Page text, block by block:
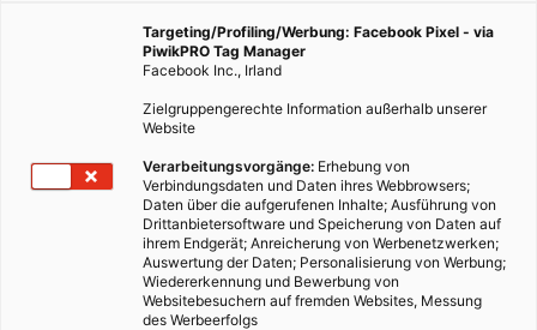
Targeting/Profiling/Werbung: Facebook Pixel - via
PiwikPRO Tag Manager
Facebook Inc., Irland
Zielgruppengerechte Information außerhalb unserer
Website
Verarbeitungsvorgänge: Erhebung von
Verbindungsdaten und Daten ihres Webbrowsers;
Daten über die aufgerufenen Inhalte; Ausführung von
Drittanbietersoftware und Speicherung von Daten auf
ihrem Endgerät; Anreicherung von Werbenetzwerken;
Auswertung der Daten; Personalisierung von Werbung;
Wiedererkennung und Bewerbung von
Websitebesuchern auf fremden Websites, Messung
des Werbeerfolgs